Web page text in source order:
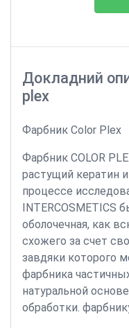
Докладний
plex
Фарбник Color Plex
Фарбник COLOR
растущий кератин
процессе
INTERCOSMETICS
оболочечная, как
схожего за счет
завдяки которого
фарбника
натуральной
обработки.